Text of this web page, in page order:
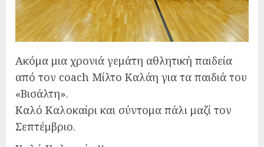
Ακόμα μια χρονιά γεμάτη αθλητική παιδεία
από τον coach Μίλτο Καλάη για τα παιδιά του
«Βισάλτη».
Καλό Καλοκαίρι και σύντομα πάλι μαζί τον
Σεπτέμβριο.